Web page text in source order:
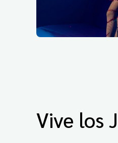
Vive los